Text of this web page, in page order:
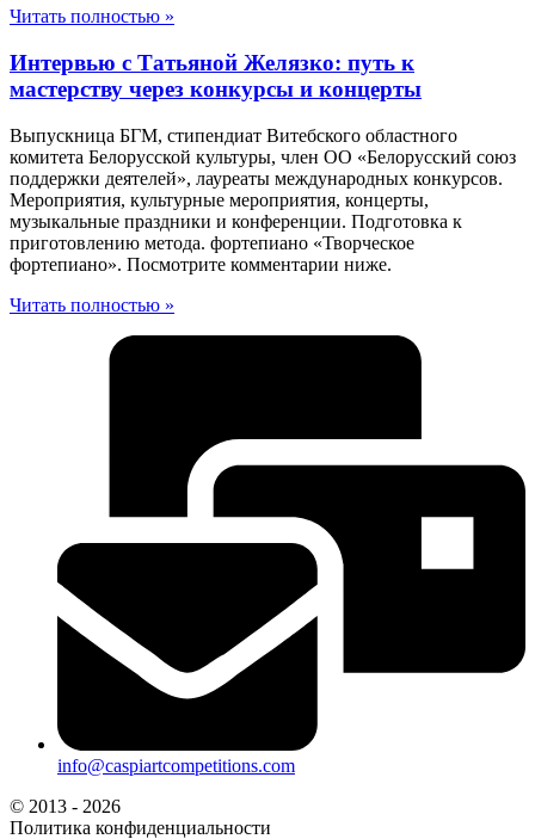
Читать полностью »
Интервью с Татьяной Желязко: путь к
мастерству через конкурсы и концерты
Выпускница БГМ, стипендиат Витебского областного
комитета Белорусской культуры, член ОО «Белорусский союз
поддержки деятелей», лауреаты международных конкурсов.
Мероприятия, культурные мероприятия, концерты,
музыкальные праздники и конференции. Подготовка к
приготовлению метода. фортепиано «Творческое
фортепиано». Посмотрите комментарии ниже.
Читать полностью »
info@caspiartcompetitions.com
© 2013 - 2026
Политика конфиденциальности